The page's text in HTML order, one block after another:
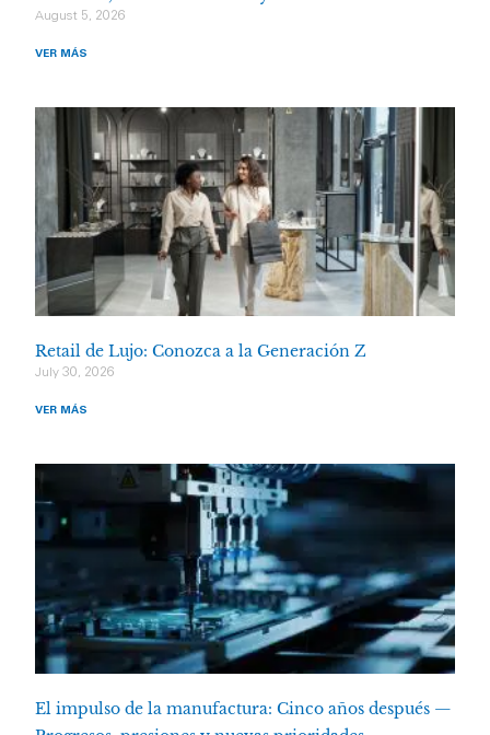
August 5, 2026
VER MÁS
Retail de Lujo: Conozca a la Generación Z
July 30, 2026
VER MÁS
El impulso de la manufactura: Cinco años después —